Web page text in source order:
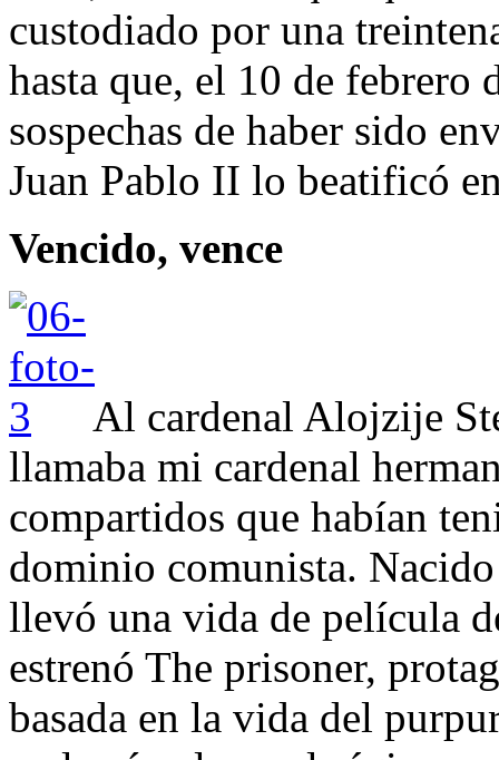
custodiado por una
hasta que, el 10 de febrero
sospechas de haber sido
Juan Pablo II lo beatificó
Vencido, vence
Al cardenal Alojzije
llamaba mi cardenal
compartidos que habían
dominio comunista.
llevó una vida de película
estrenó The prisoner,
basada en la vida del